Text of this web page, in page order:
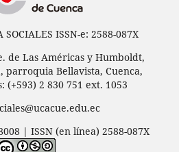
ISSN-e: 2588-087X
de Las Américas y Humboldt,
parroquia Bellavista, Cuenca,
(+593) 2 830 751 ext. 1053
| ISSN (en línea) 2588-087X